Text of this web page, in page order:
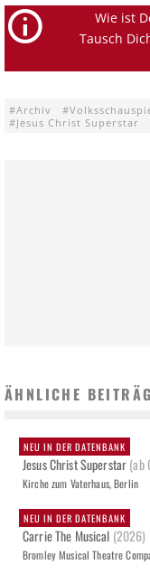
Wie ist
Tausch
Archiv
Jesus Christ Superstar
ÄHNLICHE
NEU IN DER DATENBANK
Jesus Christ Superstar(ab
Kirche zum Vaterhaus, Berlin
NEU IN DER DATENBANK
Carrie The Musical (2026)
Bromley Musical Theatre